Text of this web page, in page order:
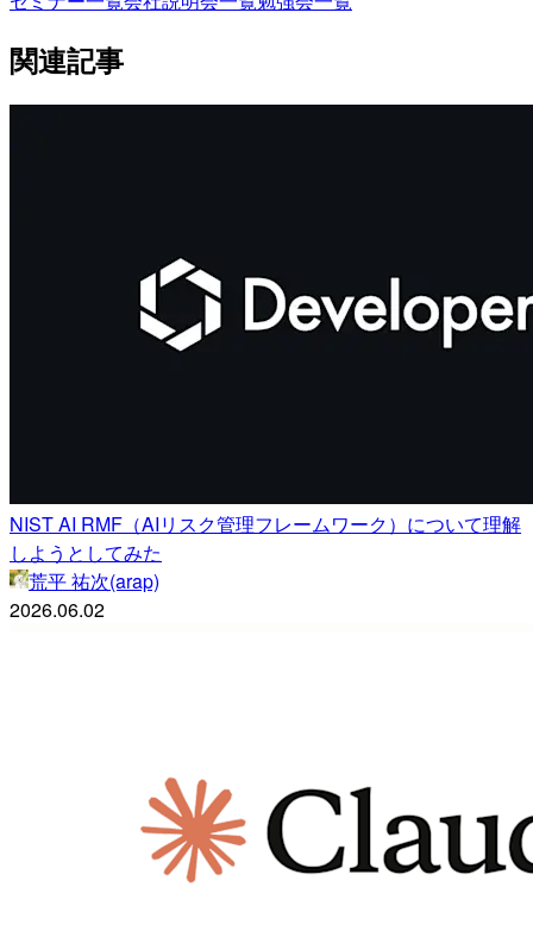
関連記事
NIST AI RMF（AIリスク管理フレームワーク）について理解
しようとしてみた
荒平 祐次(arap)
2026.06.02